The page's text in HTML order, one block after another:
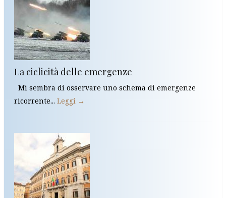
La ciclicità delle emergenze
Mi sembra di osservare uno schema di emergenze
ricorrente... Leggi →